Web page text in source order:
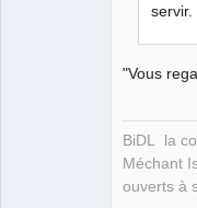
servir.
"Vous
BiDL la
Méchant
ouverts à